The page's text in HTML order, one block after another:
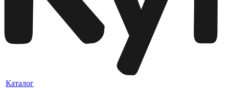
Каталог